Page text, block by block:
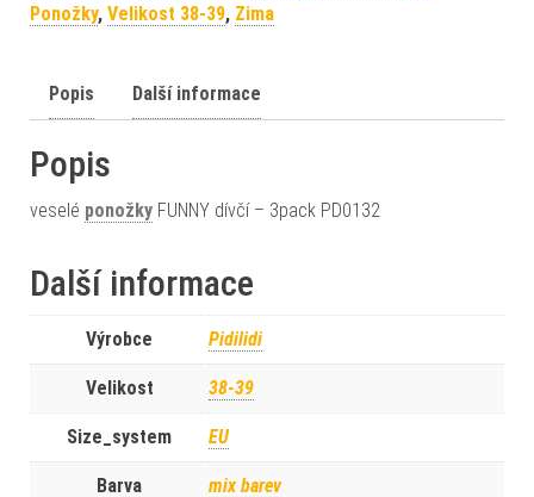
Ponožky, Velikost 38-39, Zima
Popis Další informace
Popis
veselé ponožky FUNNY dívčí – 3pack PD0132
Další informace
Výrobce Pidilidi
Velikost 38-39
Size_system EU
Barva mix barev